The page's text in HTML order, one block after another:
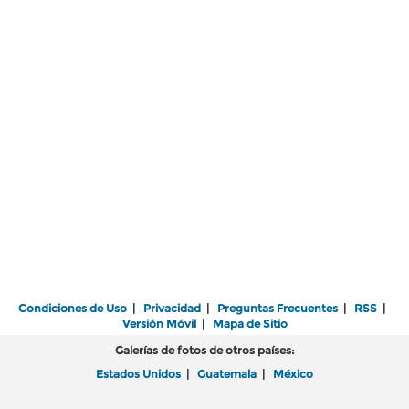
Condiciones de Uso | Privacidad | Preguntas Frecuentes | RSS |
Versión Móvil| Mapa de Sitio
Galerías de fotos de otros países:
Estados Unidos | Guatemala | México